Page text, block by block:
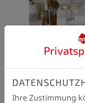
Ihre Zustimmung